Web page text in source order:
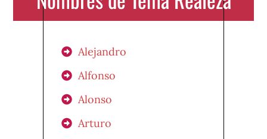
Alejandro
Alfonso
Alonso
Arturo